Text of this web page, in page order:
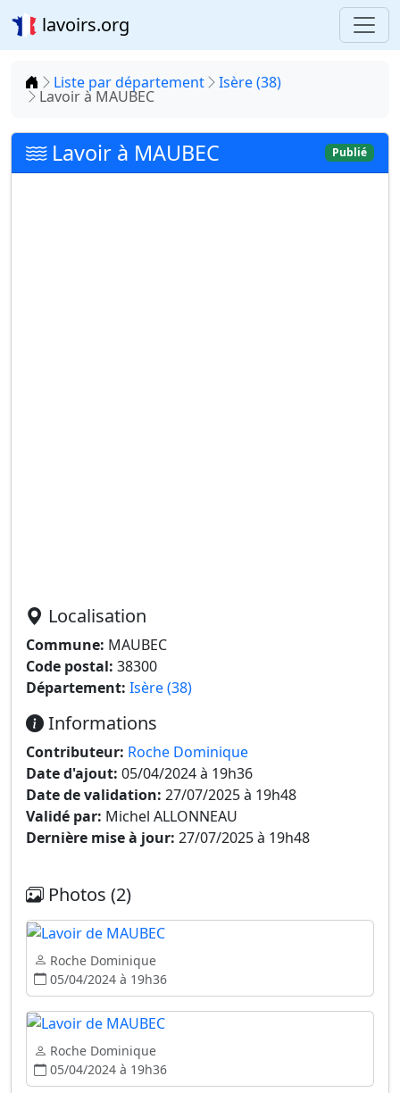
lavoirs.org
Accueil
Liste par département Isère (38)
Lavoir à MAUBEC
Lavoir à MAUBEC Publié
Localisation
Commune: MAUBEC
Code postal: 38300
Département: Isère (38)
Informations
Contributeur: Roche Dominique
Date d'ajout: 05/04/2024 à 19h36
Date de validation: 27/07/2025 à 19h48
Validé par: Michel ALLONNEAU
Dernière mise à jour: 27/07/2025 à 19h48
Photos (2)
Roche Dominique
05/04/2024 à 19h36
Roche Dominique
05/04/2024 à 19h36